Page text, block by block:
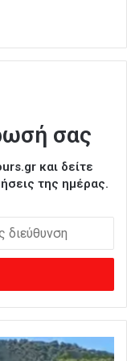
σας
και δείτε
της ημέρας.